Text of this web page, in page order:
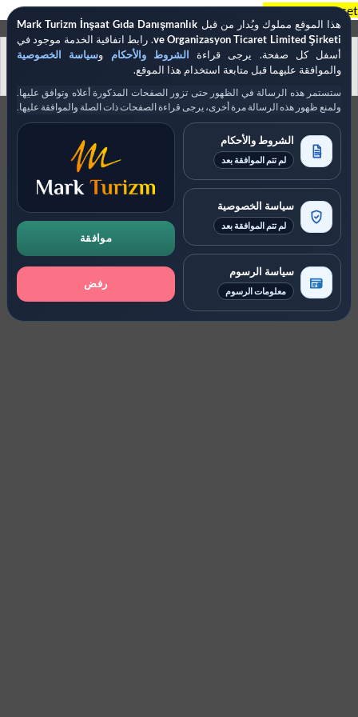
هذا الموقع مملوك ويُدار من قبل Mark Turizm İnşaat Gıda Danışmanlık
ve Organizasyon Ticaret Limited Şirketi. رابط اتفاقية الخدمة موجود في
أسفل كل صفحة. يرجى قراءة
الشروط والأحكام وسياسة الخصوصية
والموافقة عليهما قبل متابعة استخدام هذا الموقع.
ستستمر هذه الرسالة في الظهور حتى تزور الصفحات المذكورة أعلاه وتوافق عليها.
ولمنع ظهور هذه الرسالة مرة أخرى، يرجى قراءة الصفحات ذات الصلة والموافقة عليها.
موافقة
رفض
الشروط والأحكام
لم تتم الموافقة بعد
سياسة الخصوصية
لم تتم الموافقة بعد
سياسة الرسوم
معلومات الرسوم
تخطي
للمحتوى
No block ID is set
English
Français
Deutsch
Polski
Español